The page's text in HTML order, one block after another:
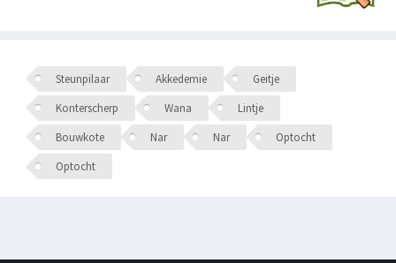
Steunpilaar Akkedemie
Geitje
Konterscherp
Wana
Lintje
Bouwkote
Nar Nar
Optocht
Optocht